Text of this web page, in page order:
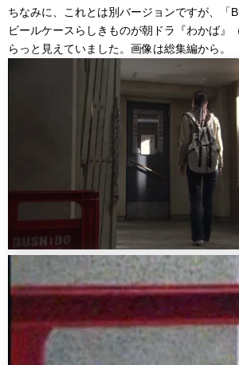
ちなみに、これとは別バージョンですが、「
ビールケースらしきものが朝ドラ『わかば』
らっと見えていました。画像は総集編から。